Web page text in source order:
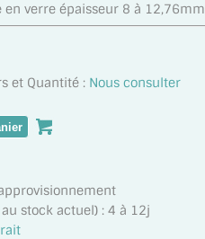
en verre épaisseur 8 à 12,76mm
et Quantité : Nous consulter
stock actuel) : 4 à 12j